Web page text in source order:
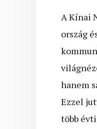
A Kínai
ország
hanem
Ezzel
több